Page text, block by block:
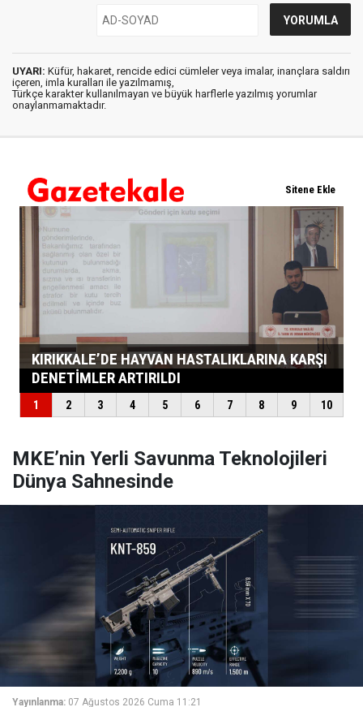
UYARI: Küfür, hakaret, rencide edici cümleler veya imalar, inançlara saldırı
içeren, imla kuralları ile yazılmamış,
Türkçe karakter kullanılmayan ve büyük harflerle yazılmış yorumlar
onaylanmamaktadır.
MKE’nin Yerli Savunma Teknolojileri
Dünya Sahnesinde
Yayınlanma: 07 Ağustos 2026 Cuma 11:21